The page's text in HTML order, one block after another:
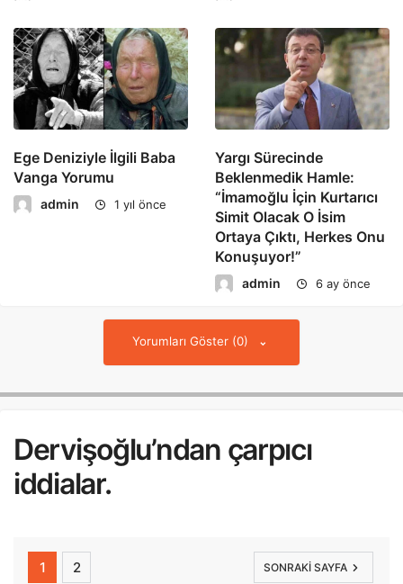
Ege Deniziyle İlgili Baba
Vanga Yorumu
admin 1 yıl önce
Yargı Sürecinde
Beklenmedik Hamle:
“İmamoğlu İçin Kurtarıcı
Simit Olacak O İsim
Ortaya Çıktı, Herkes Onu
Konuşuyor!”
admin 6 ay önce
Yorumları Göster (0)
Dervişoğlu’ndan çarpıcı
iddialar.
1 2 SONRAKI SAYFA